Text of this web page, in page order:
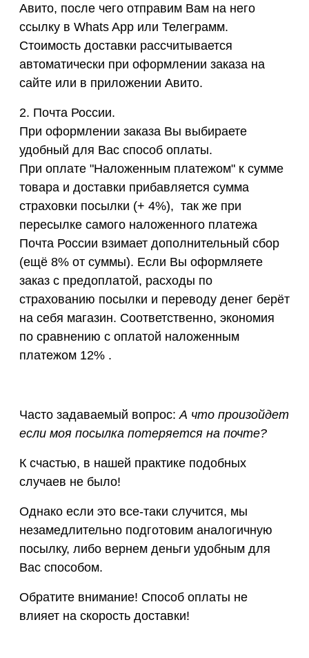
Авито, после чего отправим Вам на него
ссылку в Whats App или Телеграмм.
Стоимость доставки рассчитывается
автоматически при оформлении заказа на
сайте или в приложении Авито.
2. Почта России.
При оформлении заказа Вы выбираете
удобный для Вас способ оплаты.
При оплате "Наложенным платежом" к сумме
товара и доставки прибавляется сумма
страховки посылки (+ 4%), так же при
пересылке самого наложенного платежа
Почта России взимает дополнительный сбор
(ещё 8% от суммы). Если Вы оформляете
заказ с предоплатой, расходы по
страхованию посылки и переводу денег берёт
на себя магазин. Соответственно, экономия
по сравнению с оплатой наложенным
платежом 12% .
Часто задаваемый вопрос:А что произойдет
если моя посылка потеряется на почте?
К счастью, в нашей практике подобных
случаев не было!
Однако если это все-таки случится, мы
незамедлительно подготовим аналогичную
посылку, либо вернем деньги удобным для
Вас способом.
Обратите внимание! Способ оплаты не
влияет на скорость доставки!